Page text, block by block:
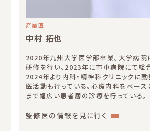
産業医
中村 拓也
2020年九州大学医学部卒業。大学病院
研修を行い、2023年に市中病院にて総
2024年より内科・精神科クリニックに
医活動も行っている。心療内科をベー
まで幅広い患者層の診療を行っている。
監修医の情報を見に行く
: